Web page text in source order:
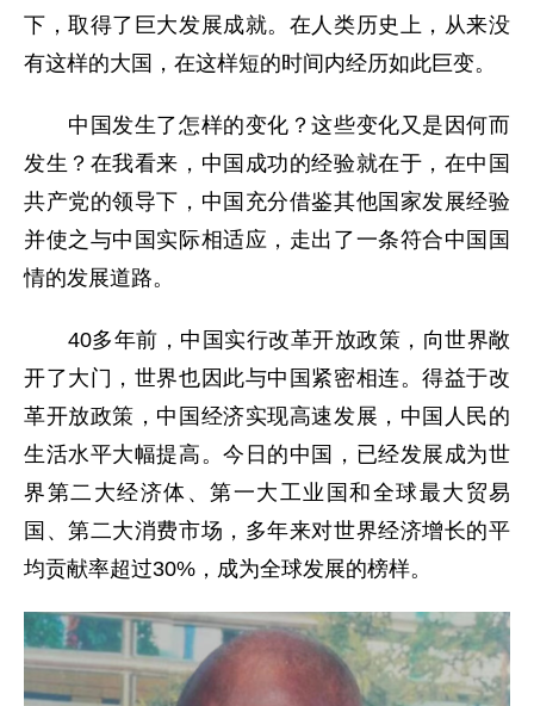
下，取得了巨大发展成就。在人类历史上，从来没
有这样的大国，在这样短的时间内经历如此巨变。
中国发生了怎样的变化？这些变化又是因何而
发生？在我看来，中国成功的经验就在于，在中国
共产党的领导下，中国充分借鉴其他国家发展经验
并使之与中国实际相适应，走出了一条符合中国国
情的发展道路。
40多年前，中国实行改革开放政策，向世界敞
开了大门，世界也因此与中国紧密相连。得益于改
革开放政策，中国经济实现高速发展，中国人民的
生活水平大幅提高。今日的中国，已经发展成为世
界第二大经济体、第一大工业国和全球最大贸易
国、第二大消费市场，多年来对世界经济增长的平
均贡献率超过30%，成为全球发展的榜样。